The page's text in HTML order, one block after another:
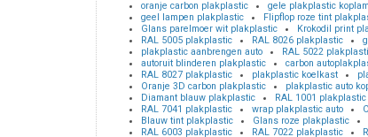
oranje carbon plakplastic
gele plakplastic
geel lampen plakplastic
Flipflop roze tint
Glans parelmoer wit plakplastic
Krokodil print
RAL 5005 plakplastic
RAL 8026 plakplastic
plakplastic aanbrengen auto
RAL 5022
autoruit blinderen plakplastic
carbon
RAL 8027 plakplastic
plakplastic koelkast
Oranje 3D carbon plakplastic
plakplastic auto
Diamant blauw plakplastic
RAL 1001 plakplastic
RAL 7041 plakplastic
wrap plakplastic auto
Blauw tint plakplastic
Glans roze plakplastic
RAL 6003 plakplastic
RAL 7022 plakplastic